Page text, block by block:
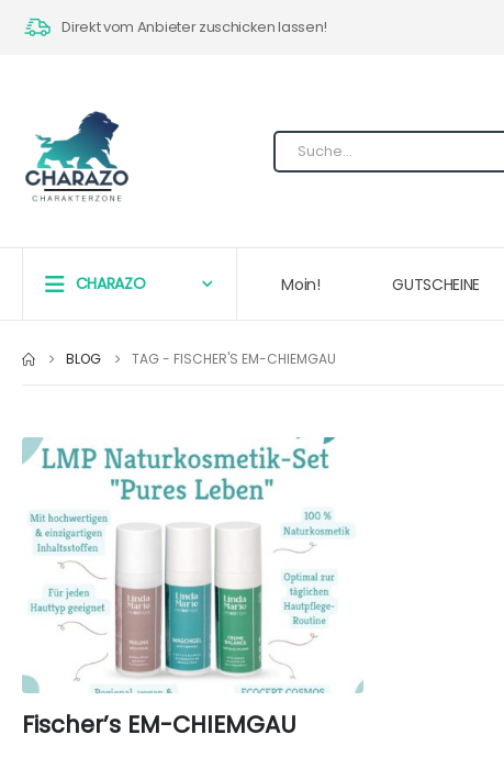
Direkt vom Anbieter zuschicken lassen!
CHARAZO Moin! GUTSCHEINE
BLOG TAG - FISCHER'S EM-CHIEMGAU
Fischer’s EM-CHIEMGAU